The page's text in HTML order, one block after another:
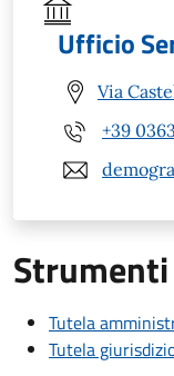
Ufficio
Via
+39
Tutela
Tutela